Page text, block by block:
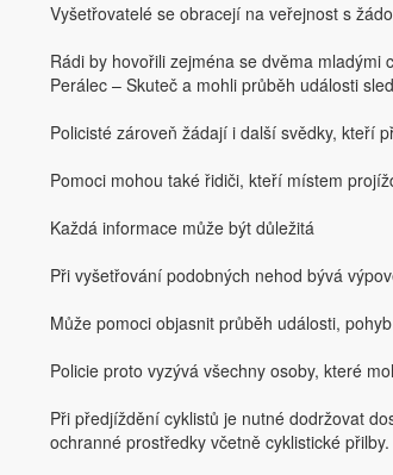
Vyšetřovatelé se obracejí na veřejnost s
Rádi by hovořili zejména se dvěma
Perálec – Skuteč a mohli průběh události
Policisté zároveň žádají i další svědky, kteří
Pomoci mohou také řidiči, kteří místem
Každá informace může být důležitá
Při vyšetřování podobných nehod bývá
Může pomoci objasnit průběh události,
Policie proto vyzývá všechny osoby, které
Při předjíždění cyklistů je nutné dodržovat
ochranné prostředky včetně cyklistické přilby.